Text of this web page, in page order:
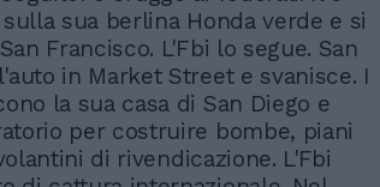
sua berlina Honda verde e si
Francisco. L'Fbi lo segue. San
in Market Street e svanisce. I
la sua casa di San Diego e
per costruire bombe, piani
di rivendicazione. L'Fbi